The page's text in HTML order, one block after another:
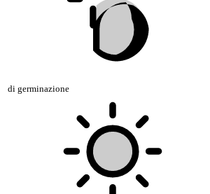
di germinazione